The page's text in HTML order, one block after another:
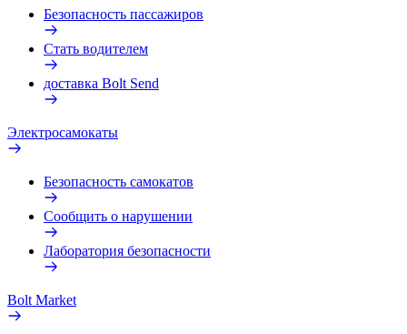
Безопасность пассажиров
Стать водителем
доставка Bolt Send
Электросамокаты
Безопасность самокатов
Сообщить о нарушении
Лаборатория безопасности
Bolt Market